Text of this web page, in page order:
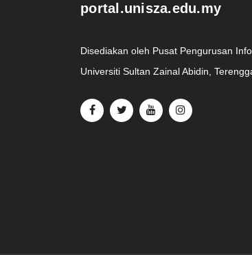
portal.unisza.edu.my
Disediakan oleh Pusat Pengurusan
Universiti Sultan Zainal Abidin,